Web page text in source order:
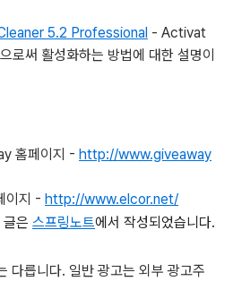
5.2 Professional - Activat
로써 활성화하는 방법에 대한 설명이
홈페이지 - http://www.giveaway
이지 - http://www.elcor.net/
글은 스프링노트에서 작성되었습니다.
다릅니다. 일반 광고는 외부 광고주